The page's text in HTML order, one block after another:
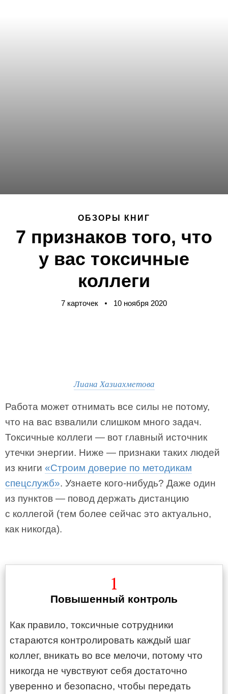
ОБЗОРЫ КНИГ
7 признаков того, что
у вас токсичные
коллеги
7 карточек 10 ноября 2020
Лиана Хазиахметова
Работа может отнимать все силы не потому,
что на вас взвалили слишком много задач.
Токсичные коллеги — вот главный источник
утечки энергии. Ниже — признаки таких людей
из книги «Строим доверие по методикам
спецслужб». Узнаете кого-нибудь? Даже один
из пунктов — повод держать дистанцию
с коллегой (тем более сейчас это актуально,
как никогда).
1
Повышенный контроль
Как правило, токсичные сотрудники
стараются контролировать каждый шаг
коллег, вникать во все мелочи, потому что
никогда не чувствуют себя достаточно
уверенно и безопасно, чтобы передать